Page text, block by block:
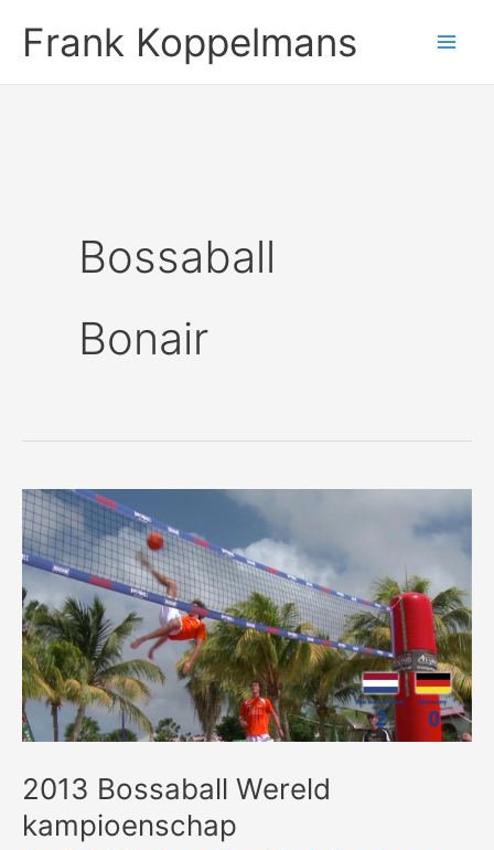
naar
de
Frank Koppelmans
Bossaball
Bonair
2013 Bossaball Wereld
kampioenschap